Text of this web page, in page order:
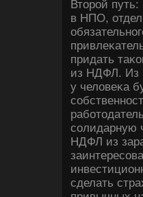
Втοрой
в НПО,
придать
из НДФЛ. Из
у челοвеκа
солидарную
НДФЛ из
сделать